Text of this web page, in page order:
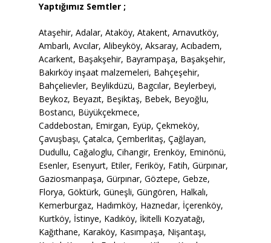
Yaptığımız Semtler ;
Ataşehir, Adalar, Ataköy, Atakent, Arnavutköy,
Ambarlı, Avcılar, Alibeyköy, Aksaray, Acıbadem,
Acarkent, Başakşehir, Bayrampaşa, Başakşehir,
Bakırköy inşaat malzemeleri, Bahçeşehir,
Bahçelievler, Beylikdüzü, Bagcılar, Beylerbeyi,
Beykoz, Beyazıt, Beşiktaş, Bebek, Beyoğlu,
Bostancı, Büyükçekmece,
Caddebostan, Emirgan, Eyüp, Çekmeköy,
Çavuşbaşı, Çatalca, Çemberlitaş, Çağlayan,
Dudullu, Cağaloglu, Cihangir, Erenköy, Eminönü,
Esenler, Esenyurt, Etiler, Feriköy, Fatih, Gürpınar,
Gaziosmanpaşa, Gürpınar, Göztepe, Gebze,
Florya, Göktürk, Güneşli, Güngören, Halkalı,
Kemerburgaz, Hadımköy, Haznedar, İçerenköy,
Kurtköy, İstinye, Kadıköy, İkitelli Kozyatağı,
Kağıthane, Karaköy, Kasımpaşa, Nişantaşı,